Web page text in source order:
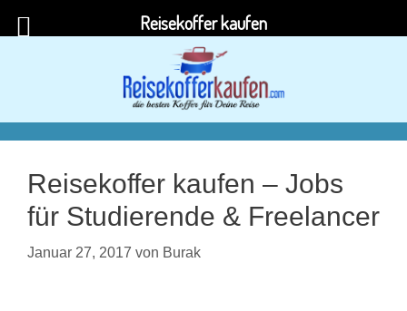
Reisekoffer kaufen – Jobs
für Studierende & Freelancer
Januar 27, 2017 von Burak
Reisekoffer kaufen